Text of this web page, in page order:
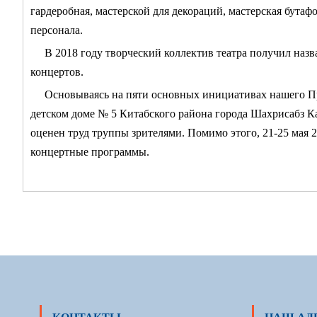
гардеробная, мастерской для декораций, мастерская
персонала.
В 2018 году творческий коллектив театра получил
концертов.
Основываясь на пяти основных инициативах нашего
детском доме № 5 Китабского района города Шахрисабз
оценен труд труппы зрителями. Помимо этого, 21-25 мая
концертные программы.